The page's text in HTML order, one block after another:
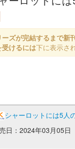
ズが完結するまで新
受けるには下に表示さ
シャーロットには5人
日：2024年03月05日